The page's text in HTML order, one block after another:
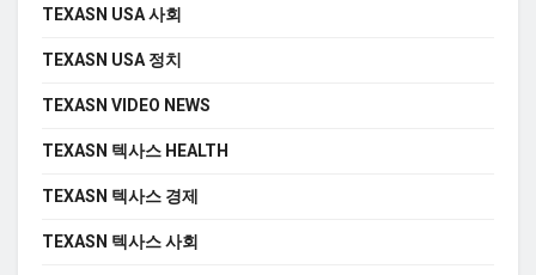
TEXASN USA 사회
TEXASN USA 정치
TEXASN VIDEO NEWS
TEXASN 텍사스 HEALTH
TEXASN 텍사스 경제
TEXASN 텍사스 사회